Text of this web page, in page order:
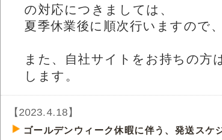
の対応につきましては、
夏季休業後に順次行いますので
また、自社サイトをお持ちの方
します。
【2023.4.18】
ゴールデンウィーク休暇に伴う、発送スケ